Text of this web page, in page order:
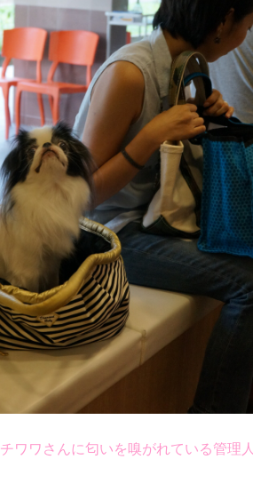
ワワさんに匂いを嗅がれている管理人